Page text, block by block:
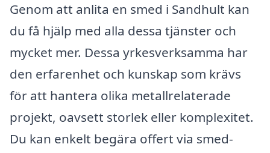
Genom att anlita en smed i Sandhult kan
du få hjälp med alla dessa tjänster och
mycket mer. Dessa yrkesverksamma har
den erfarenhet och kunskap som krävs
för att hantera olika metallrelaterade
projekt, oavsett storlek eller komplexitet.
Du kan enkelt begära offert via smed-